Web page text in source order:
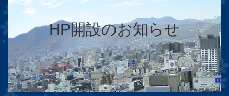
HP開設のお知らせ